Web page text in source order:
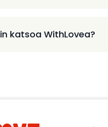
katsoa WithLovea?